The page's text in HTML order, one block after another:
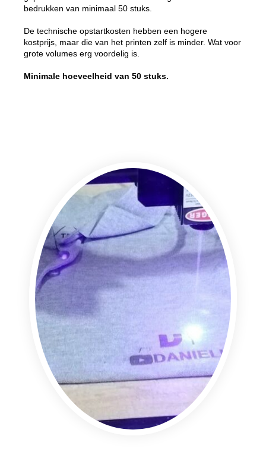
bedrukken van minimaal 50 stuks.
De technische opstartkosten hebben een hogere
kostprijs, maar die van het printen zelf is minder. Wat voor
grote volumes erg voordelig is.
Minimale hoeveelheid van 50 stuks.